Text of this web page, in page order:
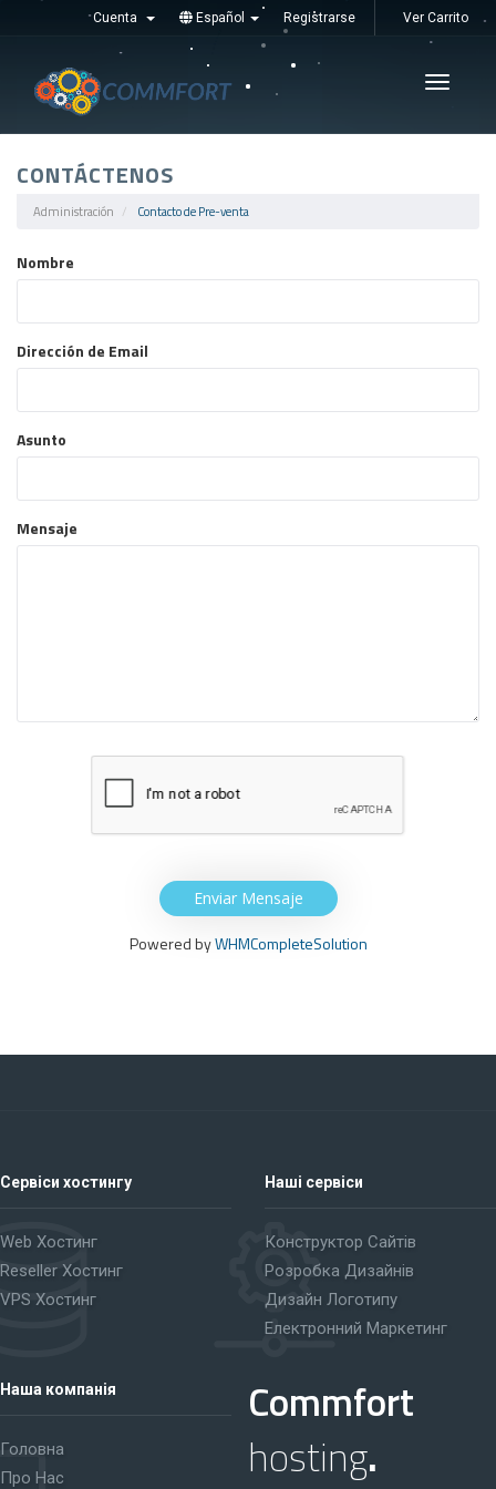
Cuenta Español Registrarse Ver Carrito
CONTÁCTENOS
Administración Contacto de Pre-venta
Nombre
Dirección de Email
Asunto
Mensaje
Enviar Mensaje
Powered byWHMCompleteSolution
Сервіси хостингу
Web Хостинг
Reseller Хостинг
VPS Хостинг
Наші сервіси
Конструктор Сайтів
Розробка Дизайнів
Дизайн Логотипу
Електронний Маркетинг
Наша компанія
Головна
Про Нас
Commfort
hosting.